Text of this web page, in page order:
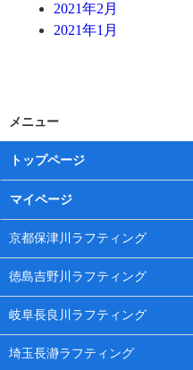
2021年2月
2021年1月
メニュー
トップページ
マイページ
京都保津川ラフティング
徳島吉野川ラフティング
岐阜長良川ラフティング
埼玉長瀞ラフティング